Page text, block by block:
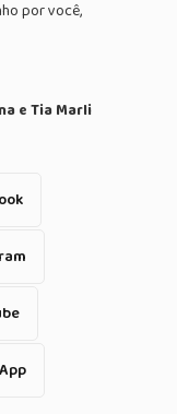
por você,
e Tia Marli